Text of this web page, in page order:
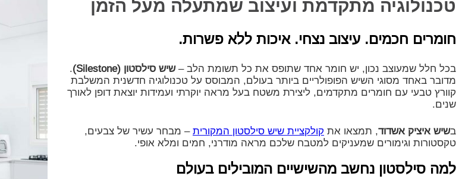
טכנולוגיה מתקדמת ועיצוב שמתעלה מעל הזמן
חומרים חכמים. עיצוב נצחי. איכות ללא פשרות.
בכל חלל שמעוצב נכון, יש חומר אחד שתופס את כל תשומת הלב –שיש סילסטון (Silestone)
.
מדובר באחד מסוגי השיש הפופולריים ביותר בעולם, המבוסס על טכנולוגיה חדשנית המשלבת
קוורץ טבעי עם חומרים מתקדמים, ליצירת משטח בעל מראה יוקרתי ועמידות יוצאת דופן לאורך
שנים.
בשיש איציק אשדוד, תמצאו את קולקציית שיש סילסטון המקורית – מבחר עשיר של צבעים,
טקסטורות וגימורים שמעניקים למטבח שלכם מראה מודרני, חמים ומלא אופי.
למה סילסטון נחשב מהשישיים המובילים בעולם